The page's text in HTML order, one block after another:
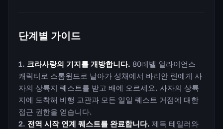
단계별 가이드
크라사랑의 기지를 개방합니다. 80레벨 얼라이언스
캐릭터로 스톰윈드로 날아가 성채에서 바리안 린에게 사
자의 상륙지 퀘스트를 받고 배에 오르세요. 사자의 상륙
지에 도착해 비행 교관과 모든 일일 퀘스트 거점에 대한
접근 권한을 얻습니다.
전역 시작 연계 퀘스트를 완료합니다. 제독 테일러와